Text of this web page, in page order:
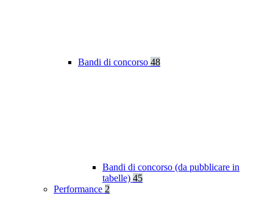
Bandi di concorso 48
Bandi di concorso (da pubblicare in
tabelle) 45
Performance 2